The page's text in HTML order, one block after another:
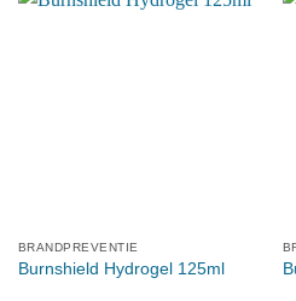
BRANDPREVENTIE
Burnshield Hydrogel 125ml